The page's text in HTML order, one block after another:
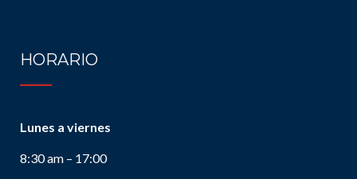
HORARIO
Lunes a viernes
8:30 am – 17:00